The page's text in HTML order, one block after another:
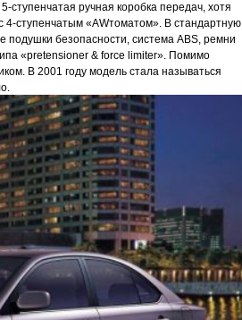
ступенчатая ручная коробка передач, хотя
4-ступенчатым «AWтоматом». В стандартную
безопасности, система ABS, ремни
«pretensioner & force limiter». Помимо
В 2001 году модель стала называться